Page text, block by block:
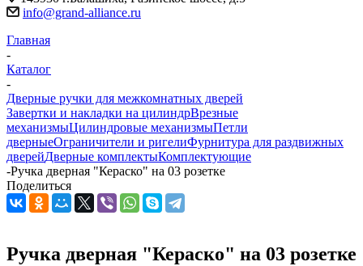
info@grand-alliance.ru
Главная
-
Каталог
-
Дверные ручки для межкомнатных дверей
Завертки и накладки на цилиндрВрезные
механизмыЦилиндровые механизмыПетли
дверныеОграничители и ригелиФурнитура для раздвижных
дверейДверные комплектыКомплектующие
-Ручка дверная "Кераско" на 03 розетке
Поделиться
Ручка дверная "Кераско" на 03 розетке